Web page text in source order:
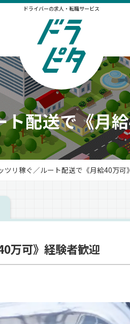
ドライバーの求人・転職サービス
配送で《月
ツリ稼ぐ／ルート配送で《月給40万可
万可》経験者歓迎